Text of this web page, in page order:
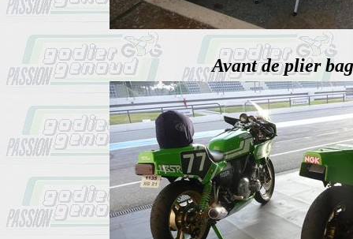
Avant de plier